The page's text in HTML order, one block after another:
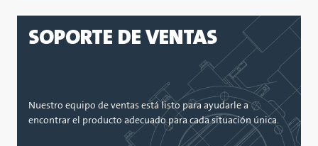
SOPORTE DE VENTAS
Nuestro equipo de ventas está listo para ayudarle a
encontrar el producto adecuado para cada situación única.